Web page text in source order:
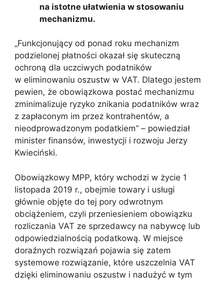
na istotne ułatwienia w stosowaniu
mechanizmu.
„Funkcjonujący od ponad roku mechanizm
podzielonej płatności okazał się skuteczną
ochroną dla uczciwych podatników
w eliminowaniu oszustw w VAT. Dlatego jestem
pewien, że obowiązkowa postać mechanizmu
zminimalizuje ryzyko znikania podatników wraz
z zapłaconym im przez kontrahentów, a
nieodprowadzonym podatkiem” – powiedział
minister finansów, inwestycji i rozwoju Jerzy
Kwieciński.
Obowiązkowy MPP, który wchodzi w życie 1
listopada 2019 r., obejmie towary i usługi
głównie objęte do tej pory odwrotnym
obciążeniem, czyli przeniesieniem obowiązku
rozliczania VAT ze sprzedawcy na nabywcę lub
odpowiedzialnością podatkową. W miejsce
doraźnych rozwiązań pojawia się zatem
systemowe rozwiązanie, które uszczelnia VAT
dzięki eliminowaniu oszustw i nadużyć w tym